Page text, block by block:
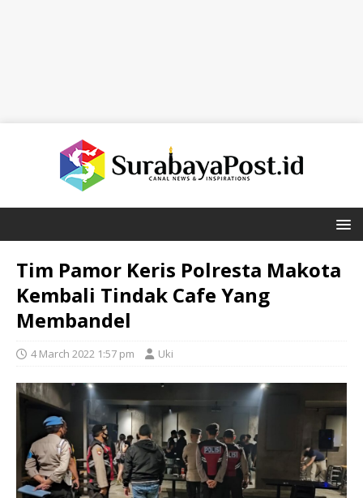
Tim Pamor Keris Polresta Makota
Kembali Tindak Cafe Yang
Membandel
4 March 2022 1:57 pm Uki